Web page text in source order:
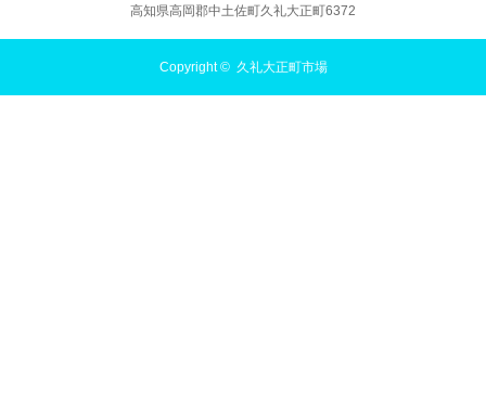
高知県高岡郡中土佐町久礼大正町6372
Copyright © 久礼大正町市場